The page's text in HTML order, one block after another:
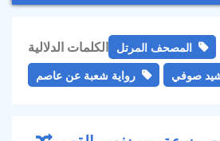
الكلمات الدلالية المصحف المرتل
رواية شعبة عن عاصم
صوفي